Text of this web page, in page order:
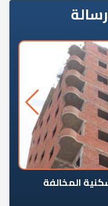
المخالفة